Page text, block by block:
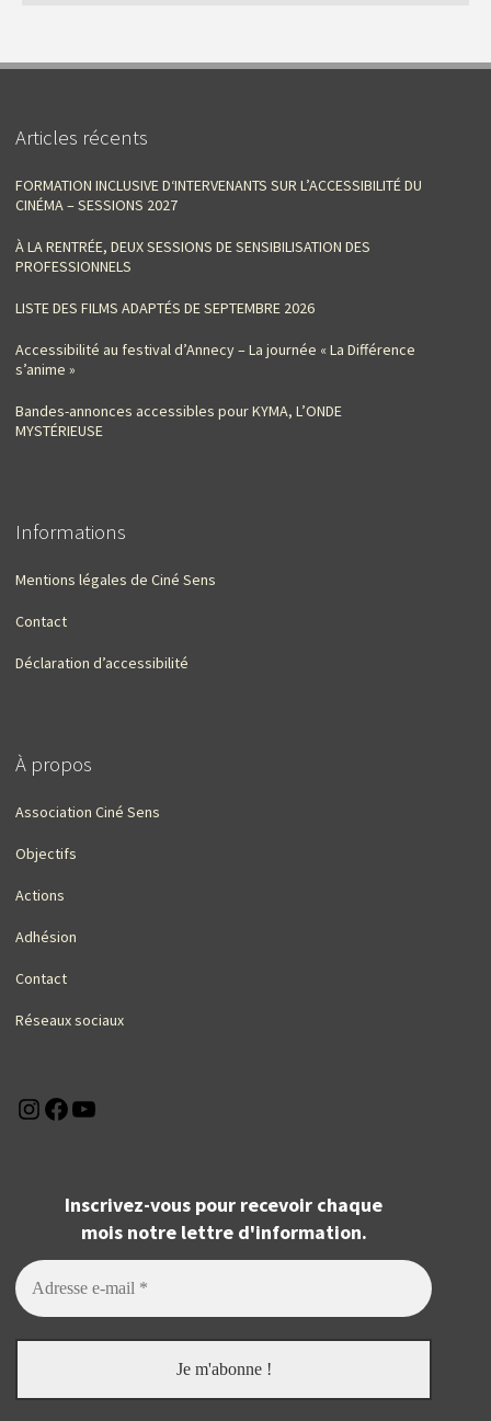
Articles récents
FORMATION INCLUSIVE D‘INTERVENANTS SUR L’ACCESSIBILITÉ DU
CINÉMA – SESSIONS 2027
À LA RENTRÉE, DEUX SESSIONS DE SENSIBILISATION DES
PROFESSIONNELS
LISTE DES FILMS ADAPTÉS DE SEPTEMBRE 2026
Accessibilité au festival d’Annecy – La journée « La Différence
s’anime »
Bandes-annonces accessibles pour KYMA, L’ONDE
MYSTÉRIEUSE
Informations
Mentions légales de Ciné Sens
Contact
Déclaration d’accessibilité
À propos
Association Ciné Sens
Objectifs
Actions
Adhésion
Contact
Réseaux sociaux
Instagram
Facebook
Inscrivez-vous pour recevoir chaque
mois notre lettre d'information.